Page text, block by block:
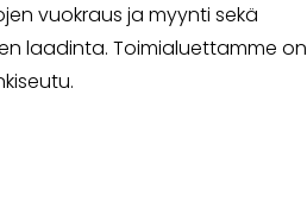
vuokraus ja myynti sekä
laadinta. Toimialuettamme on